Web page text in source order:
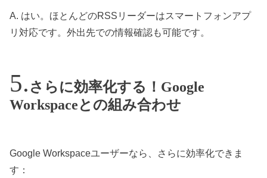
A. はい。ほとんどのRSSリーダーはスマートフォンアプ
リ対応です。外出先での情報確認も可能です。
さらに効率化する！Google
Workspaceとの組み合わせ
Google Workspaceユーザーなら、さらに効率化できま
す：